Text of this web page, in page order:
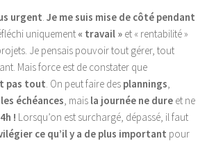
urgent. Je me suis mise de côté pendant
uniquement « travail » et « rentabilité »
Je pensais pouvoir tout gérer, tout
Mais force est de constater que
pas tout. On peut faire des plannings,
échéances, mais la journée ne dure et ne
! Lorsqu’on est surchargé, dépassé, il faut
ce qu’il y a de plus important pour